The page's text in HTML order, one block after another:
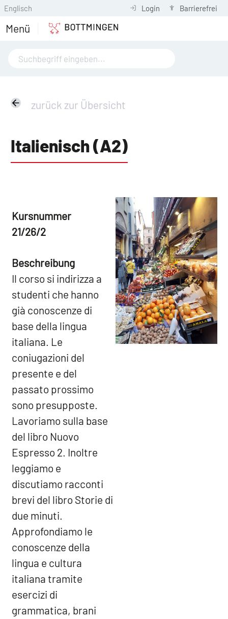
Englisch Login Barrierefrei
Menü
zurück zur Übersicht
Italienisch (A2)
Kursnummer
21/26/2
Beschreibung
Il corso si indirizza a
studenti che hanno
già conoscenze di
base della lingua
italiana. Le
coniugazioni del
presente e del
passato prossimo
sono presupposte.
Lavoriamo sulla base
del libro Nuovo
Espresso 2. Inoltre
leggiamo e
discutiamo racconti
brevi del libro Storie di
due minuti.
Approfondiamo le
conoscenze della
lingua e cultura
italiana tramite
esercizi di
grammatica, brani